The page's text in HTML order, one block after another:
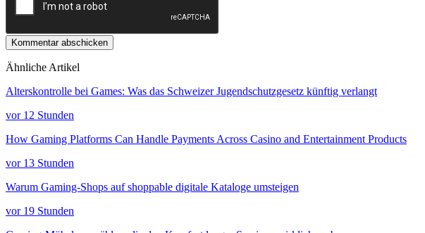
Kommentar abschicken
Ähnliche Artikel
Alterskontrolle bei Games: Was das Schweizer Jugendschutzgesetz künftig verlangt
vor 12 Stunden
How Gaming Platforms Can Handle Payments Across Casino and Entertainment Products
vor 13 Stunden
Warum Gaming-Shops auf shoppable digitale Kataloge umsteigen
vor 19 Stunden